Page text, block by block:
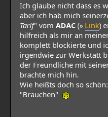
Ich glaube nicht dass es
aber ich hab mich
Tarif" vom ADAC (» Link)
hilfreich als mir an
komplett blockierte und
irgendwie zur Werkstatt
der Freundliche mit
brachte mich hin.
Wie heißts doch so
"Brauchen"